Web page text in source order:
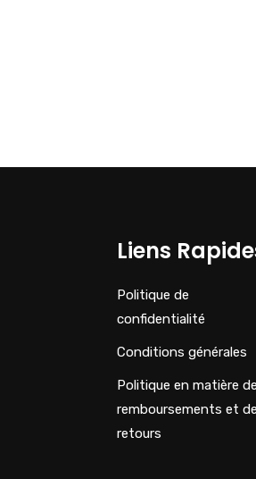
Liens
Politique de
confidentialité
Conditions générales
Politique en matière de
remboursements et de
retours